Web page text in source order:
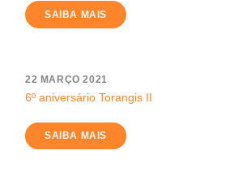
SAIBA MAIS
22 MARÇO 2021
6º aniversário Torangis II
SAIBA MAIS